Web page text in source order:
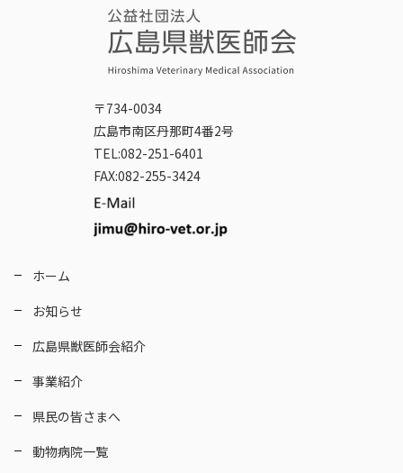
〒734-0034
広島市南区丹那町4番2号
TEL:082-251-6401
FAX:082-255-3424
ホーム
お知らせ
広島県獣医師会紹介
事業紹介
県民の皆さまへ
動物病院一覧